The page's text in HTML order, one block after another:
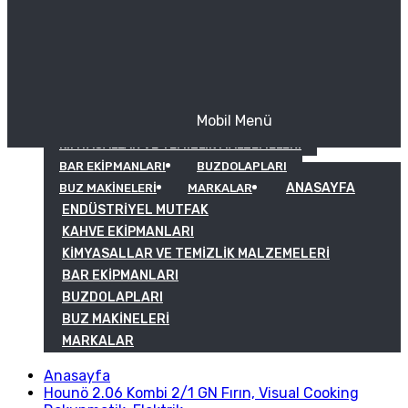
KIMYASALLAR VE TEMIZLIK MALZEMELERI
BAR EKIPMANLARI
BUZDOLAPLARI
BUZ MAKINELERI
MARKALAR
Mobil Menü
ANASAYFA
ENDÜSTRIYEL MUTFAK
KAHVE EKIPMANLARI
KIMYASALLAR VE TEMIZLIK MALZEMELERI
BAR EKIPMANLARI
BUZDOLAPLARI
BUZ MAKINELERI
MARKALAR
Anasayfa
Hounö 2.06 Kombi 2/1 GN Fırın, Visual Cooking